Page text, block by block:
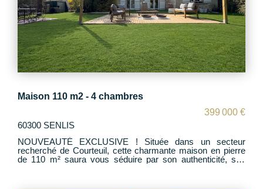
Maison 110 m2 - 4 chambres
399 000 €
60300 SENLIS
NOUVEAUTÉ EXCLUSIVE ! Située dans un secteur
recherché de Courteuil, cette charmante maison en pierre
de 110 m² saura vous séduire par son authenticité, ses